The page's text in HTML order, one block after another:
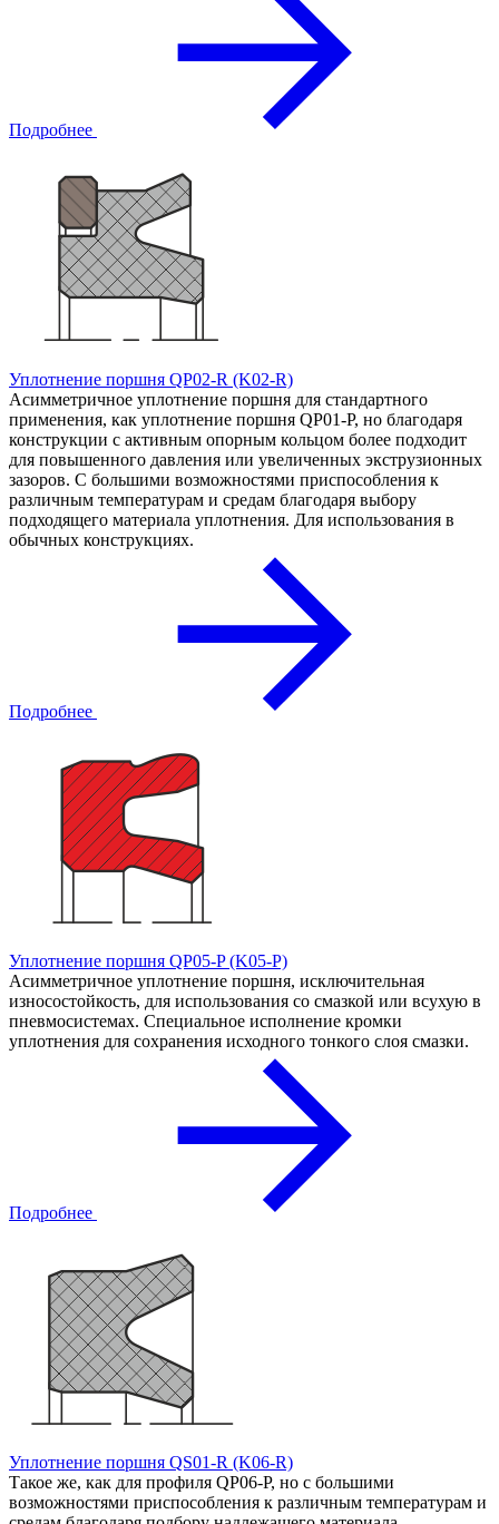
Подробнее
Уплотнение поршня QP02-R (K02-R)
Асимметричное уплотнение поршня для стандартного
применения, как уплотнение поршня QP01-P, но благодаря
конструкции с активным опорным кольцом более подходит
для повышенного давления или увеличенных экструзионных
зазоров. С большими возможностями приспособления к
различным температурам и средам благодаря выбору
подходящего материала уплотнения. Для использования в
обычных конструкциях.
Подробнее
Уплотнение поршня QP05-P (K05-P)
Асимметричное уплотнение поршня, исключительная
износостойкость, для использования со смазкой или всухую в
пневмосистемах. Специальное исполнение кромки
уплотнения для сохранения исходного тонкого слоя смазки.
Подробнее
Уплотнение поршня QS01-R (K06-R)
Такое же, как для профиля QP06-Р, но с большими
возможностями приспособления к различным температурам и